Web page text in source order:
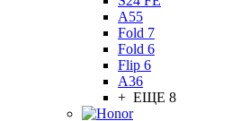
A55
Fold 7
Fold 6
Flip 6
A36
+ ЕЩЕ 8